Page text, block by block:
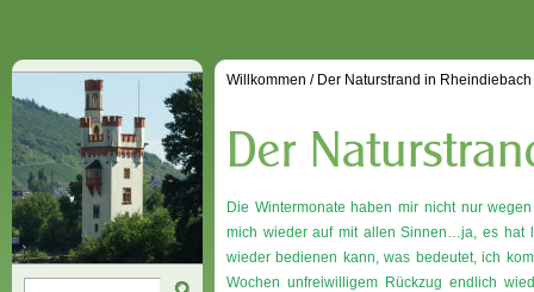
Willkommen / Der Naturstrand in Rheindiebach
Die Wintermonate haben mir nicht nur
mich wieder auf mit allen Sinnen…ja, es hat
wieder bedienen kann, was bedeutet, ich
Wochen unfreiwilligem Rückzug endlich